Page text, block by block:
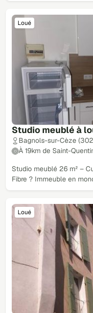
Studio meublé à
Loué
Bagnols-sur-Cèze
À 19km de Saint-
Studio meublé 26 m² –
Fibre ? Immeuble en
Loué